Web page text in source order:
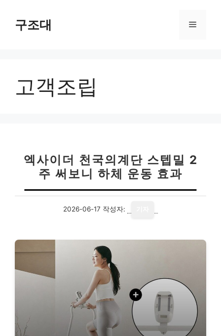
구조대 메
고객조립
엑사이더 천국의계단 스텝밀 2
주 써보니 하체 운동 효과
2026-06-17 작성자: